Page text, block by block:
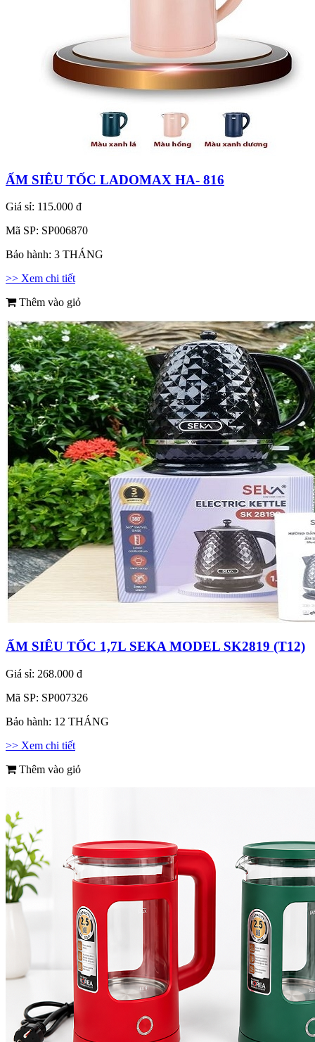
ẤM SIÊU TỐC LADOMAX HA- 816
Giá sỉ: 115.000 đ
Mã SP: SP006870
Bảo hành: 3 THÁNG
>> Xem chi tiết
Thêm vào giỏ
ẤM SIÊU TỐC 1,7L SEKA MODEL SK2819 (T12)
Giá sỉ: 268.000 đ
Mã SP: SP007326
Bảo hành: 12 THÁNG
>> Xem chi tiết
Thêm vào giỏ